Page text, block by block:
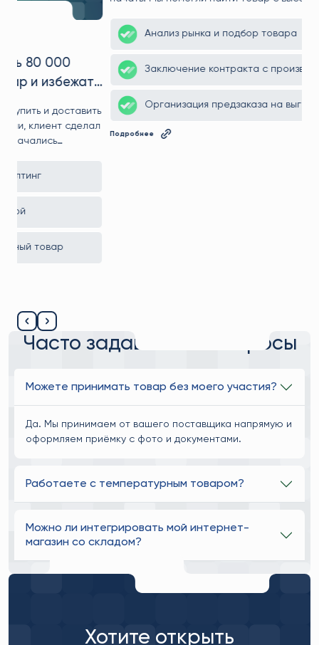
Как мы помогли клиенту Марку сэкономить
200 000₽ и вырваться вперёд на
Марк пришёл к нам с идеей начать продажи на
маркетплейсах, но без конкретного понимания — с чего
начать. Мы помогли найти товар с высоким спросом,
Организация предзаказа на выгодных условиях
Часто задаваемые вопросы
Можете принимать товар без моего участия?
Да. Мы принимаем от вашего поставщика напрямую и
оформляем приёмку с фото и документами.
Работаете с температурным товаром?
Можно ли интегрировать мой интернет-
магазин со складом?
Хотите открыть